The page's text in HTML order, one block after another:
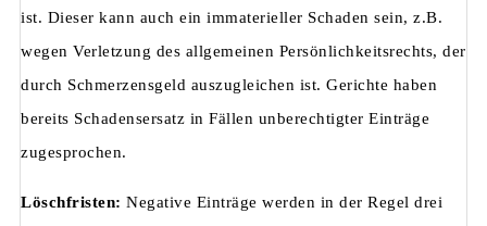
ist. Dieser kann auch ein immaterieller Schaden sein, z.B.
wegen Verletzung des allgemeinen Persönlichkeitsrechts, der
durch Schmerzensgeld auszugleichen ist. Gerichte haben
bereits Schadensersatz in Fällen unberechtigter Einträge
zugesprochen.
Löschfristen: Negative Einträge werden in der Regel drei